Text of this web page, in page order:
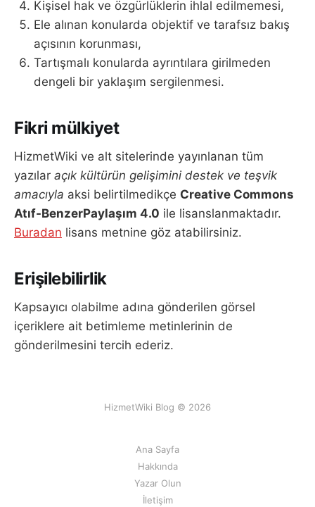
Kişisel hak ve özgürlüklerin ihlal edilmemesi,
Ele alınan konularda objektif ve tarafsız bakış
açısının korunması,
Tartışmalı konularda ayrıntılara girilmeden
dengeli bir yaklaşım sergilenmesi.
Fikri mülkiyet
HizmetWiki ve alt sitelerinde yayınlanan tüm
yazılar açık kültürün gelişimini destek ve teşvik
amacıyla aksi belirtilmedikçe Creative Commons
Atıf-BenzerPaylaşım 4.0 ile lisanslanmaktadır.
Buradan lisans metnine göz atabilirsiniz.
Erişilebilirlik
Kapsayıcı olabilme adına gönderilen görsel
içeriklere ait betimleme metinlerinin de
gönderilmesini tercih ederiz.
HizmetWiki Blog © 2026
Ana Sayfa
Hakkında
Yazar Olun
İletişim